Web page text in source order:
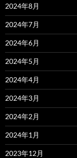
2024年8月
2024年7月
2024年6月
2024年5月
2024年4月
2024年3月
2024年2月
2024年1月
2023年12月